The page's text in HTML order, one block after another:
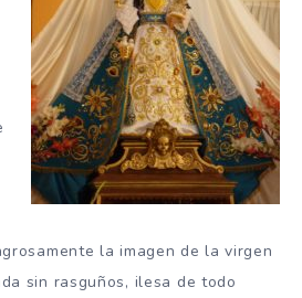
la imagen de la virgen
sin rasguños, ilesa de todo